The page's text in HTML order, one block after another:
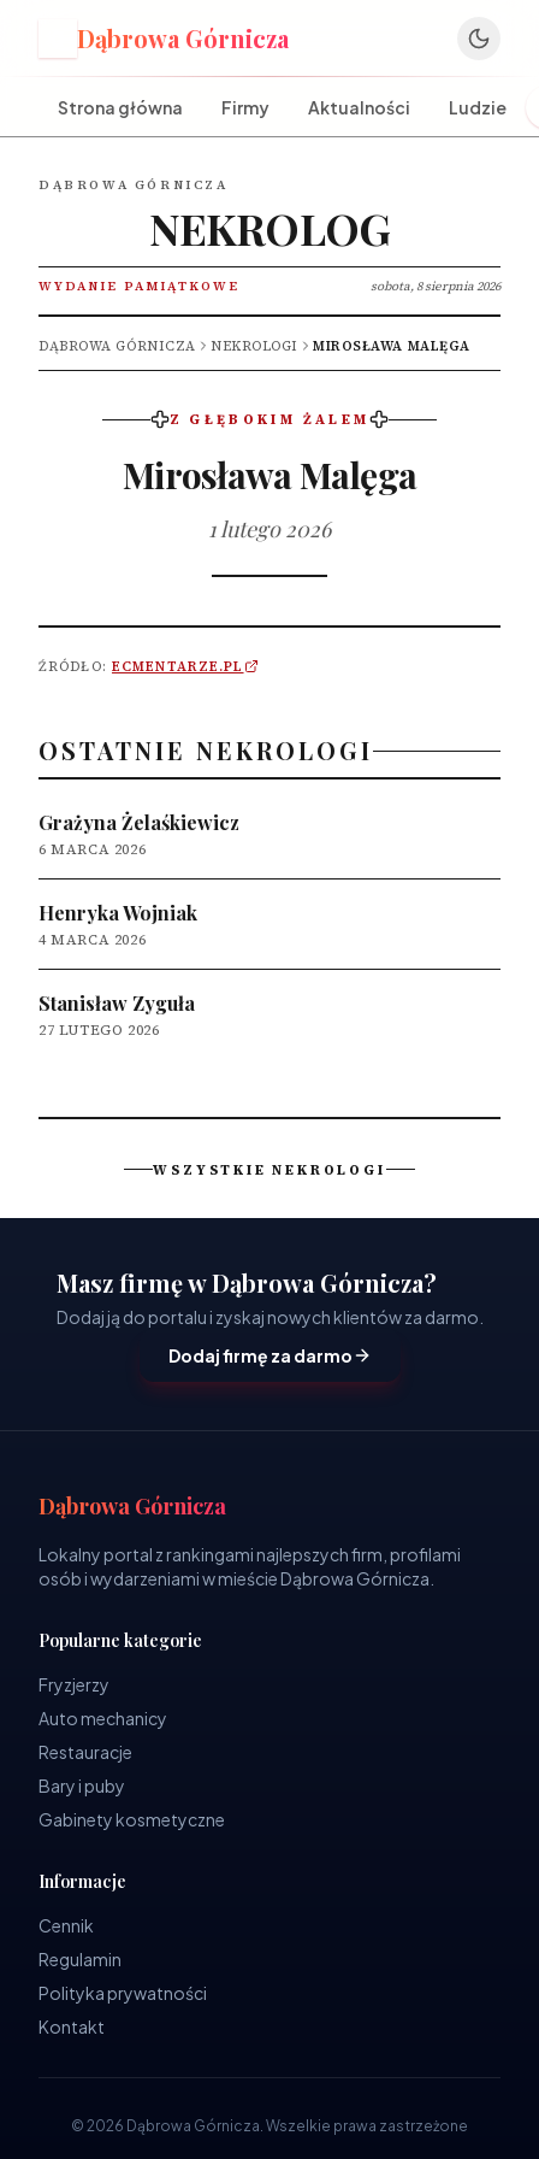
Dąbrowa Górnicza
Strona główna Firmy Aktualności Ludzie
DĄBROWA GÓRNICZA
NEKROLOG
WYDANIE PAMIĄTKOWE sobota, 8 sierpnia 2026
DĄBROWA GÓRNICZA NEKROLOGI MIROSŁAWA MALĘGA
Z GŁĘBOKIM ŻALEM
Mirosława Malęga
1 lutego 2026
ŹRÓDŁO: ECMENTARZE.PL
OSTATNIE NEKROLOGI
Grażyna Żelaśkiewicz
6 MARCA 2026
Henryka Wojniak
4 MARCA 2026
Stanisław Zyguła
27 LUTEGO 2026
WSZYSTKIE NEKROLOGI
Masz firmę w Dąbrowa Górnicza?
Dodaj ją do portalu i zyskaj nowych klientów za darmo.
Dodaj firmę za darmo
Dąbrowa Górnicza
Lokalny portal z rankingami najlepszych firm, profilami
osób i wydarzeniami w mieście Dąbrowa Górnicza.
Popularne kategorie
Fryzjerzy
Auto mechanicy
Restauracje
Bary i puby
Gabinety kosmetyczne
Informacje
Cennik
Regulamin
Polityka prywatności
Kontakt
© 2026 Dąbrowa Górnicza. Wszelkie prawa zastrzeżone